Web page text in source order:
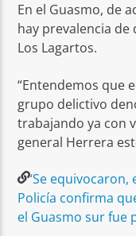
En el Guasmo, de
hay prevalencia de
Los Lagartos.
“Entendemos que
grupo delictivo
trabajando ya con
general Herrera
‘Se equivocaron,
Policía confirma
el Guasmo sur fue